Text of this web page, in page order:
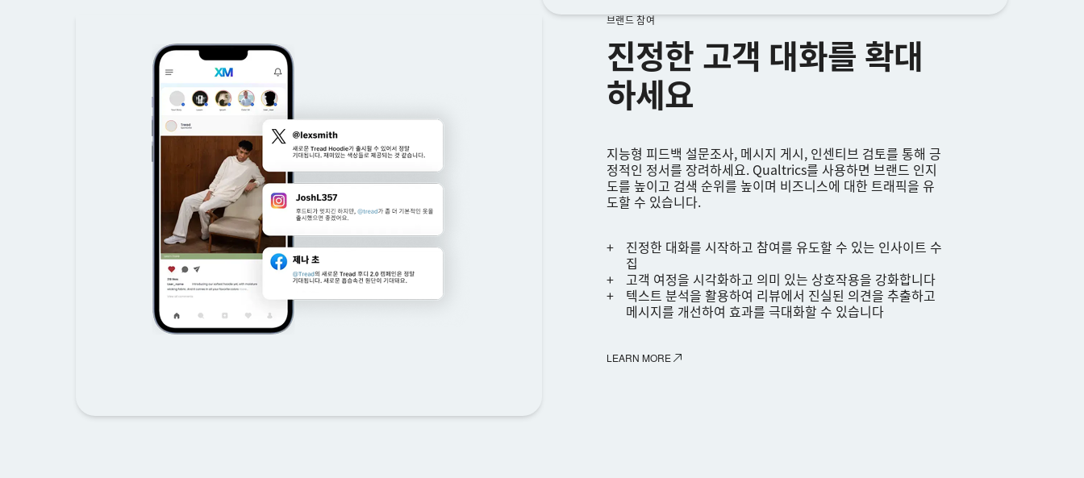
브랜드 참여
진정한 고객 대화를 확대
하세요
지능형 피드백 설문조사, 메시지 게시, 인센티브 검토를 통해 긍
정적인 정서를 장려하세요. Qualtrics를 사용하면 브랜드 인지
도를 높이고 검색 순위를 높이며 비즈니스에 대한 트래픽을 유
도할 수 있습니다.
진정한 대화를 시작하고 참여를 유도할 수 있는 인사이트 수
집
고객 여정을 시각화하고 의미 있는 상호작용을 강화합니다
텍스트 분석을 활용하여 리뷰에서 진실된 의견을 추출하고
메시지를 개선하여 효과를 극대화할 수 있습니다
LEARN MORE